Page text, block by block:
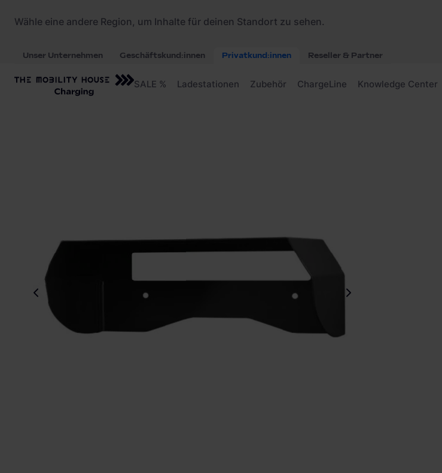
Startseite / Ladezubehör / ABL Wetterschutzdach für eMH1, eMH2 & eM4 Single